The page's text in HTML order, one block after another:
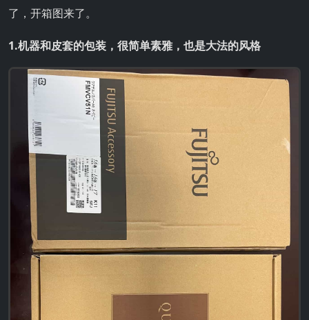
了，开箱图来了。
1.机器和皮套的包装，很简单素雅，也是大法的风格